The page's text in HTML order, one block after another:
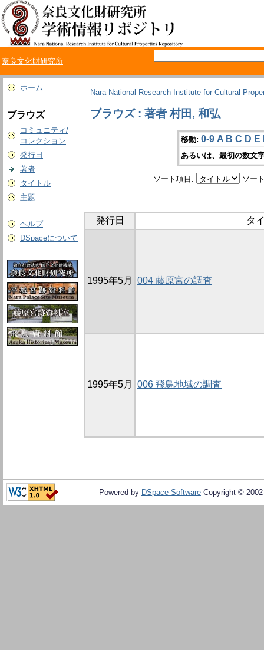
奈良文化財研究所
ホーム
ブラウズ
コミュニティ/
コレクション
発行日
著者
タイトル
主題
ヘルプ
DSpaceについて
Nara National Research Institute for Cultural
ブラウズ : 著者 村田, 和弘
移動: 0-9 A B C D E
あるいは、最初の数文
ソート項目: ソー
発行日 タ
1995年5月 004 藤原宮の調査
1995年5月 006 飛鳥地域の調査
Powered by DSpace Software Copyright ©